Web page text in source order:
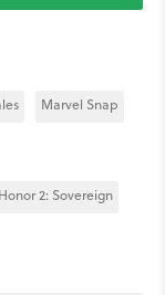
Marvel Snap
2: Sovereign